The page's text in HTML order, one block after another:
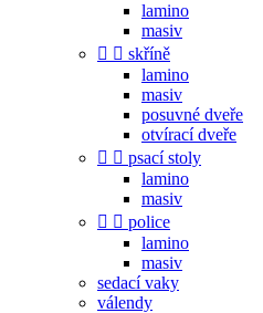
lamino
masiv
  skříně
lamino
masiv
posuvné dveře
otvírací dveře
  psací stoly
lamino
masiv
  police
lamino
masiv
sedací vaky
válendy